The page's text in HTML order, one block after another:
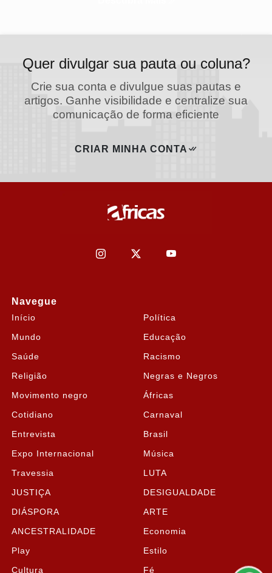
Quer divulgar sua pauta ou coluna?
Crie sua conta e divulgue suas pautas e
artigos. Ganhe visibilidade e centralize sua
comunicação de forma eficiente
CRIAR MINHA CONTA
Navegue
Início Política
Mundo Educação
Saúde Racismo
Religião Negras e Negros
Movimento negro Áfricas
Cotidiano Carnaval
Entrevista Brasil
Expo Internacional Música
Travessia LUTA
JUSTIÇA DESIGUALDADE
DIÁSPORA ARTE
ANCESTRALIDADE Economia
Play Estilo
Cultura Fé
Termos de Uso e Privacidade
de navegação. Ao continuar o acesso, entendemos
Privacidade.